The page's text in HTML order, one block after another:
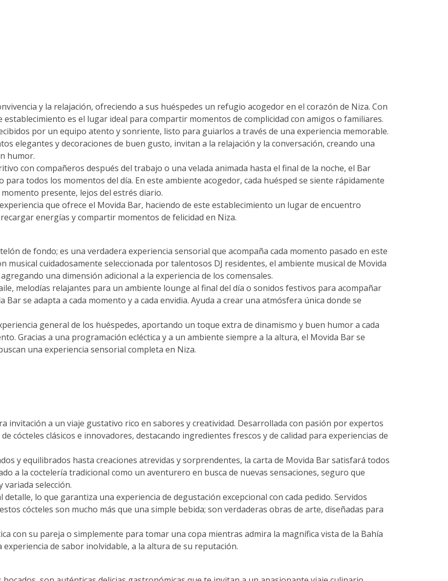
y la relajación, ofreciendo a sus huéspedes un refugio acogedor en el corazón de Niza. Con
es el lugar ideal para compartir momentos de complicidad con amigos o familiares.
por un equipo atento y sonriente, listo para guiarlos a través de una experiencia memorable.
elegantes y decoraciones de buen gusto, invitan a la relajación y la conversación, creando una
humor.
con compañeros después del trabajo o una velada animada hasta el final de la noche, el Bar
todos los momentos del día. En este ambiente acogedor, cada huésped se siente rápidamente
presente, lejos del estrés diario.
que ofrece el Movida Bar, haciendo de este establecimiento un lugar de encuentro
energías y compartir momentos de felicidad en Niza.
de fondo; es una verdadera experiencia sensorial que acompaña cada momento pasado en este
musical cuidadosamente seleccionada por talentosos DJ residentes, el ambiente musical de Movida
una dimensión adicional a la experiencia de los comensales.
melodías relajantes para un ambiente lounge al final del día o sonidos festivos para acompañar
Bar se adapta a cada momento y a cada envidia. Ayuda a crear una atmósfera única donde se
general de los huéspedes, aportando un toque extra de dinamismo y buen humor a cada
Gracias a una programación ecléctica y a un ambiente siempre a la altura, el Movida Bar se
una experiencia sensorial completa en Niza.
invitación a un viaje gustativo rico en sabores y creatividad. Desarrollada con pasión por expertos
cócteles clásicos e innovadores, destacando ingredientes frescos y de calidad para experiencias de
y equilibrados hasta creaciones atrevidas y sorprendentes, la carta de Movida Bar satisfará todos
a la coctelería tradicional como un aventurero en busca de nuevas sensaciones, seguro que
selección.
lo que garantiza una experiencia de degustación excepcional con cada pedido. Servidos
cócteles son mucho más que una simple bebida; son verdaderas obras de arte, diseñadas para
con su pareja o simplemente para tomar una copa mientras admira la magnífica vista de la Bahía
de sabor inolvidable, a la altura de su reputación.